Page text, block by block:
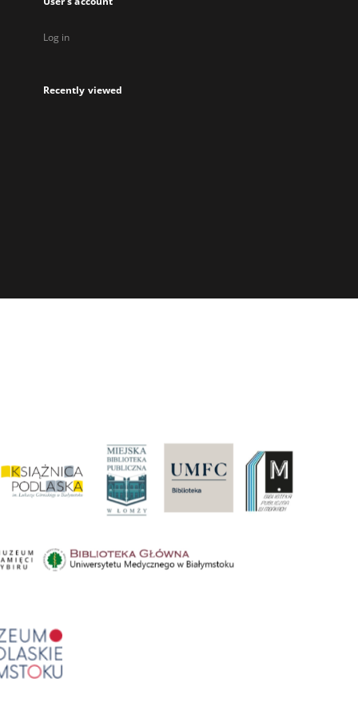
Log in
Recently viewed